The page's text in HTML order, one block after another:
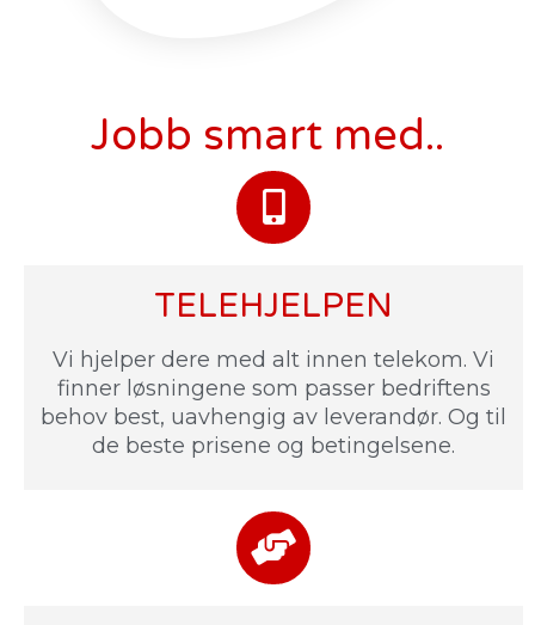
Jobb smart med..
TELEHJELPEN
Vi hjelper dere med alt innen telekom. Vi
finner løsningene som passer bedriftens
behov best, uavhengig av leverandør. Og til
de beste prisene og betingelsene.